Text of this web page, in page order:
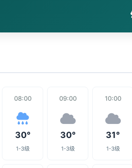
08:00
30°
1-3级
09:00
30°
1-3级
10:00
31°
1-3级